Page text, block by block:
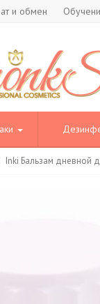
и обмен
Inki Бальзам дневной